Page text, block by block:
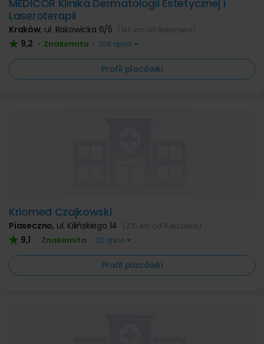
MEDICOR Klinika Dermatologii Estetycznej i
Laseroterapii
Kraków, ul. Rakowicka 6/5 (146 km od Rzeszowa)
9,2 • Znakomita • 206 opinii
Profil placówki
Kriomed Czajkowski
Piaseczno, ul. Kilińskiego 14 (235 km od Rzeszowa)
9,1 • Znakomita • 22 opinii
Profil placówki